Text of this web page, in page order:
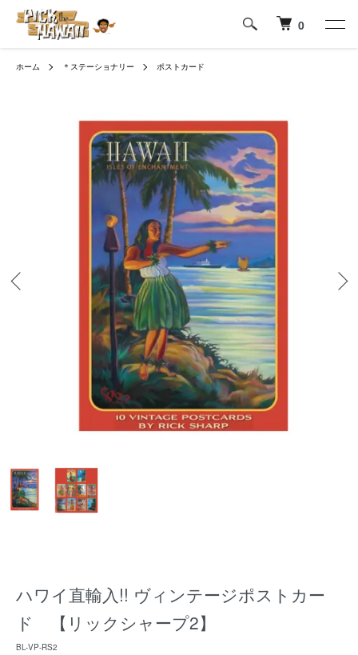
0
ホーム ＊ステーショナリー ポストカード
ハワイ直輸入!! ヴィンテージポストカー
ド 【リックシャープ2】
BL-VP-RS2